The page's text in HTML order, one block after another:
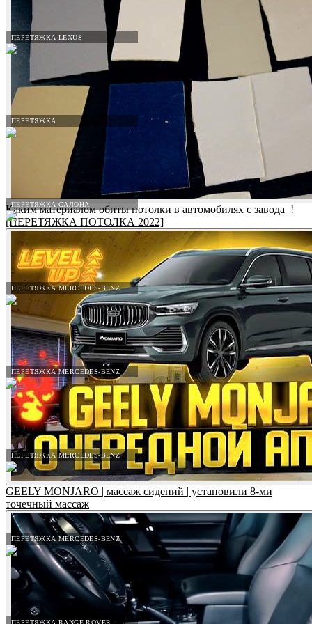
ПЕРЕТЯЖКА LEXUS
ПЕРЕТЯЖКА
ПЕРЕТЯЖКА САЛОНА
ПЕРЕТЯЖКА MERCEDES-BENZ
ПЕРЕТЯЖКА MERCEDES-BENZ
ПЕРЕТЯЖКА MERCEDES-BENZ
ПЕРЕТЯЖКА MERCEDES-BENZ
ПЕРЕТЯЖКА RANGE ROVER
Каким материалом обиты потолки в автомобилях с завода_!
[ПЕРЕТЯЖКА ПОТОЛКА 2022]
GEELY MONJARO | массаж сидений | установили 8-ми
точечный массаж